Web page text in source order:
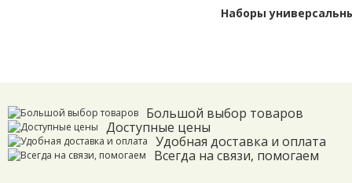
Наборы
Большой выбор товаров
Доступные цены
Удобная доставка и оплата
Всегда на связи, помогаем